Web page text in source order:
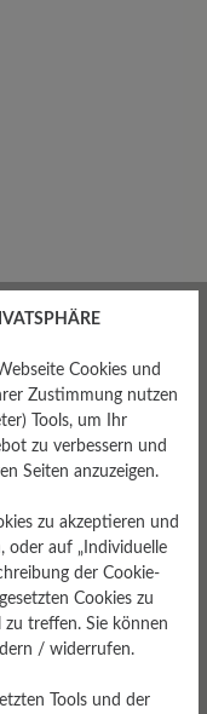
Cookies und
Zustimmung nutzen
Tools, um Ihr
zu verbessern und
Seiten anzuzeigen.
zu akzeptieren und
oder auf „Individuelle
der Cookie-
Cookies zu
treffen. Sie können
/ widerrufen.
Tools und der